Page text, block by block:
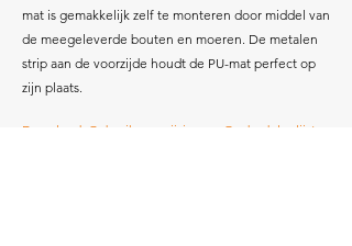
mat is gemakkelijk zelf te monteren door middel van
de meegeleverde bouten en moeren. De metalen
strip aan de voorzijde houdt de PU-mat perfect op
zijn plaats.
Download: Gebruiksaanwijzing en Onderdelenlijst